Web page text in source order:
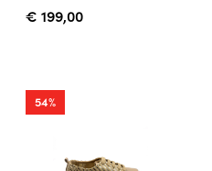
€ 199,00
54%